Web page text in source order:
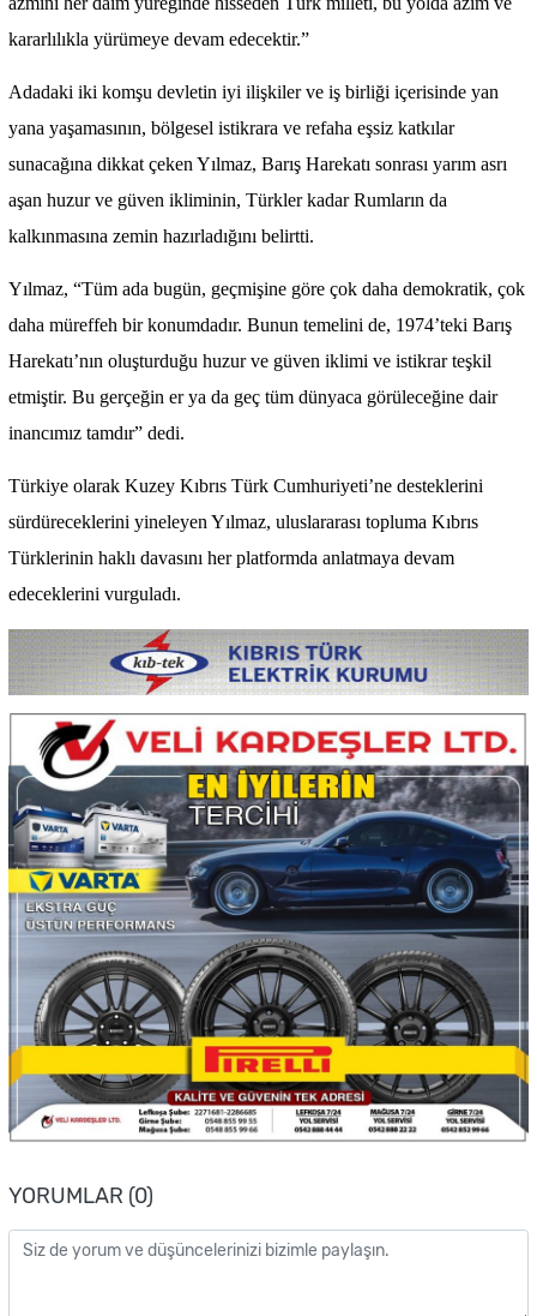
kararlılıkla yürümeye devam edecektir.”
Adadaki iki komşu devletin iyi ilişkiler ve iş birliği içerisinde yan
yana yaşamasının, bölgesel istikrara ve refaha eşsiz katkılar
sunacağına dikkat çeken Yılmaz, Barış Harekatı sonrası yarım asrı
aşan huzur ve güven ikliminin, Türkler kadar Rumların da
kalkınmasına zemin hazırladığını belirtti.
Yılmaz, “Tüm ada bugün, geçmişine göre çok daha demokratik, çok
daha müreffeh bir konumdadır. Bunun temelini de, 1974’teki Barış
Harekatı’nın oluşturduğu huzur ve güven iklimi ve istikrar teşkil
etmiştir. Bu gerçeğin er ya da geç tüm dünyaca görüleceğine dair
inancımız tamdır” dedi.
Türkiye olarak Kuzey Kıbrıs Türk Cumhuriyeti’ne desteklerini
sürdüreceklerini yineleyen Yılmaz, uluslararası topluma Kıbrıs
Türklerinin haklı davasını her platformda anlatmaya devam
edeceklerini vurguladı.
YORUMLAR (0)